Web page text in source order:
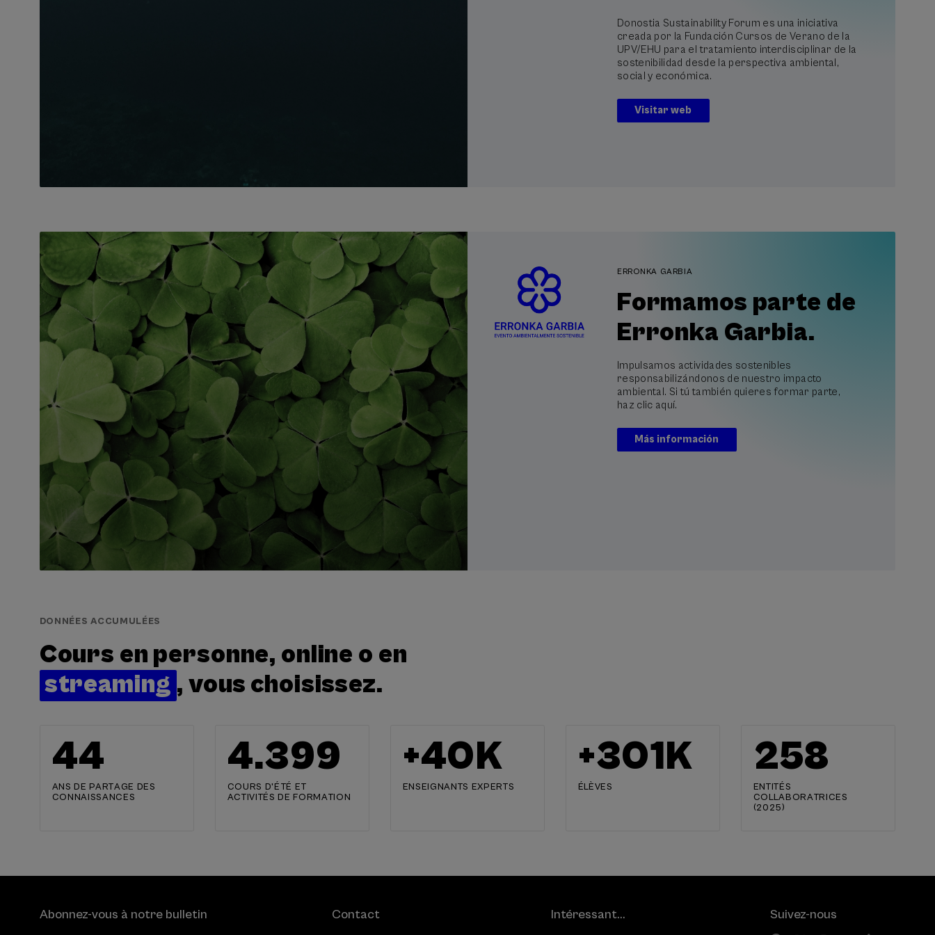
Donostia Sustainability Forum es una iniciativa
creada por la Fundación Cursos de Verano de la
UPV/EHU para el tratamiento interdisciplinar de la
sostenibilidad desde la perspectiva ambiental,
social y económica.
Visitar web
ERRONKA GARBIA
Formamos parte de
Erronka Garbia.
Impulsamos actividades sostenibles
responsabilizándonos de nuestro impacto
ambiental. Si tú también quieres formar parte,
haz clic aquí.
Más información
DONNÉES ACCUMULÉES
Cours en personne, online o en
streaming , vous choisissez.
44
ANS DE PARTAGE DES
CONNAISSANCES
4.400
COURS D'ÉTÉ ET
ACTIVITÉS DE FORMATION
+40K
ENSEIGNANTS EXPERTS
+302K
ÉLÈVES
259
ENTITÉS
COLLABORATRICES
(2025)
Abonnez-vous à notre bulletin Contact Intéressant... Suivez-nous